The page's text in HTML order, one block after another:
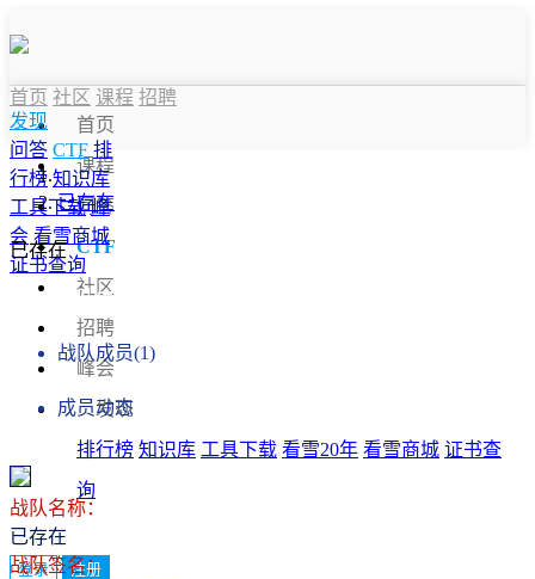
首页
课程
问答
CTF
社区
招聘
峰会
发现
排行榜 知识库 工具下载 看雪20年 看雪商城 证书查
询
登录 注册
首页 社区 课程 招聘
发现
问答 CTF 排
行榜 知识库
工具下载 峰
会 看雪商城
证书查询
已存在
已存在
战队信息
战队成员(1)
成员动态
战队名称：
已存在
战队签名：